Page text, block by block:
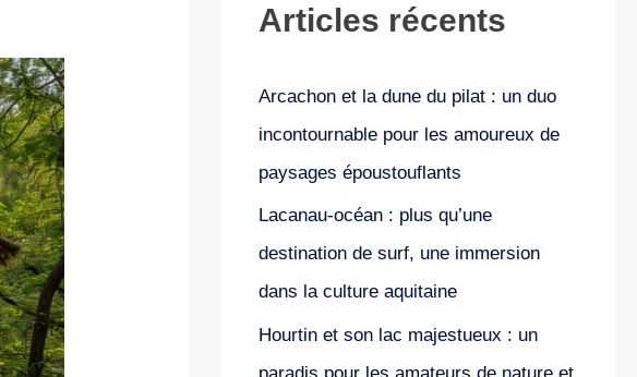
Articles récents
Arcachon et la dune du pilat : un duo
incontournable pour les amoureux de
paysages époustouflants
Lacanau-océan : plus qu’une
destination de surf, une immersion
dans la culture aquitaine
Hourtin et son lac majestueux : un
paradis pour les amateurs de nature et